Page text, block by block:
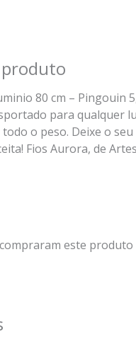
produto
80 cm – Pingouin
para qualquer
o peso. Deixe o
Fios Aurora, de
este